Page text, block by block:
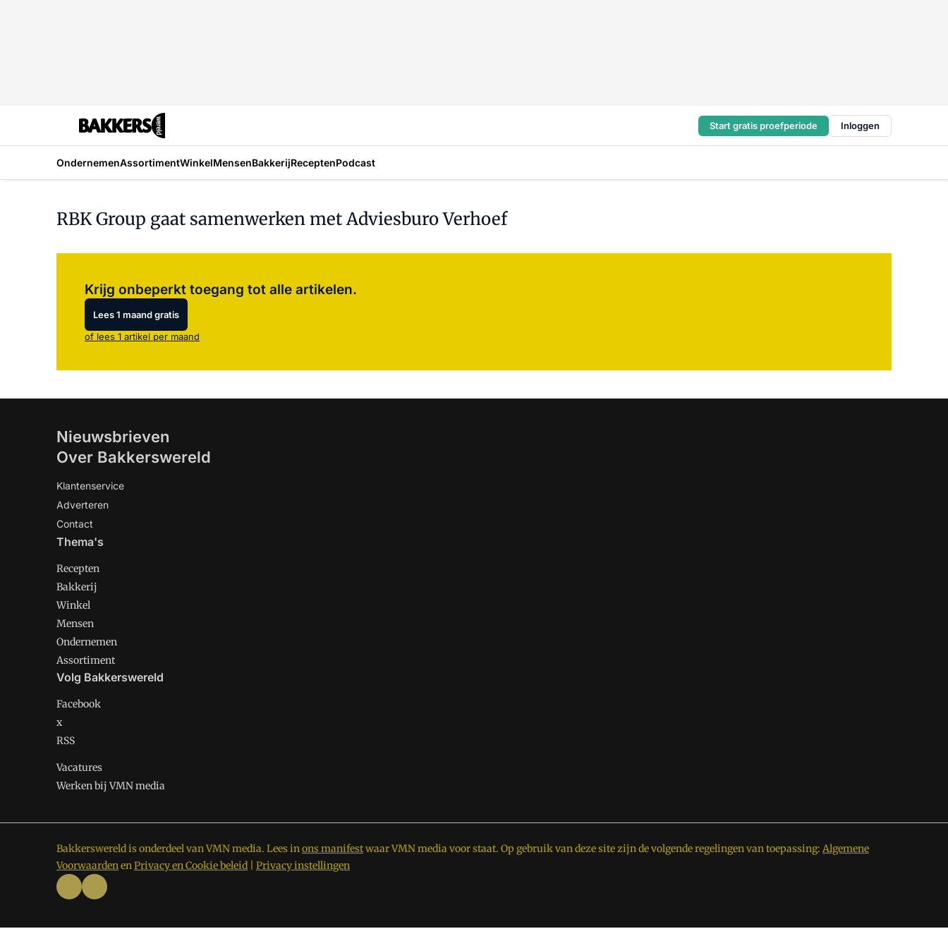
Start gratis proefperiode Inloggen
OndernemenAssortimentWinkelMensenBakkerijReceptenPodcast
RBK Group gaat samenwerken met Adviesburo Verhoef
Krijg onbeperkt toegang tot alle artikelen.
Lees 1 maand gratis
of lees 1 artikel per maand
Nieuwsbrieven
Over Bakkerswereld
Klantenservice
Adverteren
Contact
Thema's
Recepten
Bakkerij
Winkel
Mensen
Ondernemen
Assortiment
Volg Bakkerswereld
Facebook
x
RSS
Vacatures
Werken bij VMN media
Bakkerswereld is onderdeel van VMN media. Lees inons manifestwaar VMN media voor staat. Op gebruik van deze site zijn de volgende regelingen van toepassing: Algemene
VoorwaardenenPrivacy en Cookie beleid Privacy instellingen